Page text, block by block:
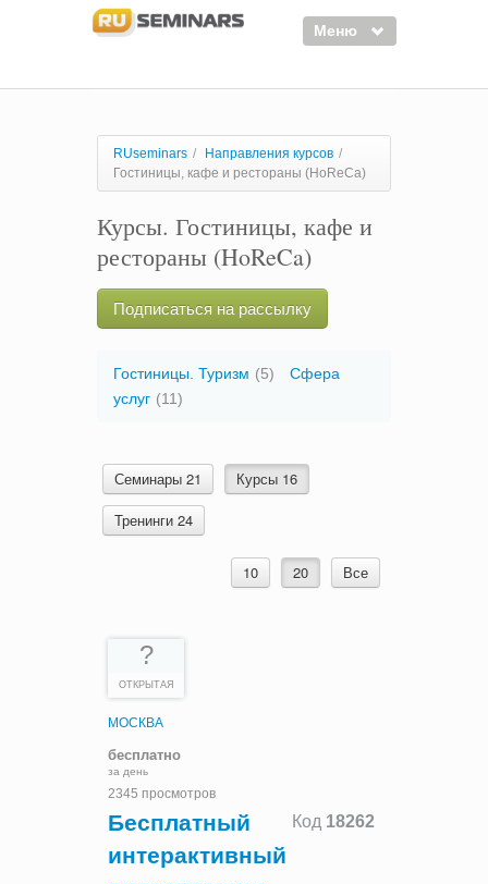
Меню
Курсы
Тренинги
Организаторы
Лектора
Войти
RUseminars / Направления курсов /
Гостиницы, кафе и рестораны (HoReCa)
Курсы. Гостиницы, кафе и
рестораны (HoReCa)
Подписаться на рассылку
Гостиницы. Туризм (5)
Сфера
услуг (11)
Семинары 21
Курсы 16
Тренинги 24
10 20 Все
?
ОТКРЫТАЯ
МОСКВА
бесплатно
за день
2345 просмотров
Код 18262
Бесплатный
интерактивный